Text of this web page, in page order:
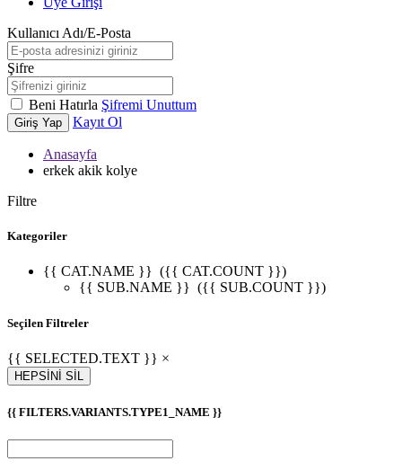
Kullanıcı Adı/E-Posta
Şifre
Beni Hatırla Şifremi Unuttum
Giriş Yap Kayıt Ol
Anasayfa
erkek akik kolye
Filtre
Kategoriler
{{ CAT.NAME }} ({{ CAT.COUNT }})
{{ SUB.NAME }} ({{ SUB.COUNT }})
Seçilen Filtreler
{{ SELECTED.TEXT }} ×
HEPSİNİ SİL
{{ FILTERS.VARIANTS.TYPE1_NAME }}